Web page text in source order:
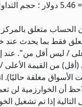
الحساب متعلق